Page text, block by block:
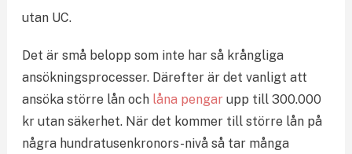
utan UC.
Det är små belopp som inte har så krångliga
ansökningsprocesser. Därefter är det vanligt att
ansöka större lån och låna pengarupp till 300.000
kr utan säkerhet. När det kommer till större lån på
några hundratusenkronors-nivå så tar många